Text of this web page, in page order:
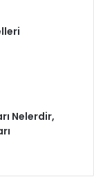
Nelerdir,